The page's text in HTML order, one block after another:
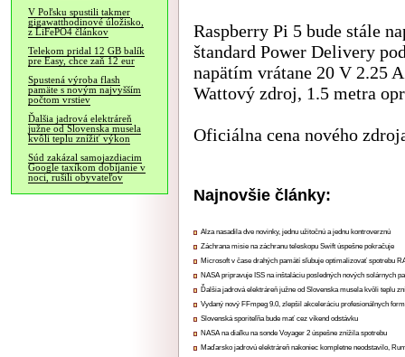
V Poľsku spustili takmer
gigawatthodinové úložisko,
z LiFePO4 článkov
Telekom pridal 12 GB balík
pre Easy, chce zaň 12 eur
Spustená výroba flash
pamäte s novým najvyšším
počtom vrstiev
Ďalšia jadrová elektráreň
južne od Slovenska musela
kvôli teplu znížiť výkon
Súd zakázal samojazdiacim
Google taxíkom dobíjanie v
noci, rušili obyvateľov
Raspberry Pi 5 bude stále
štandard Power Delivery
napätím vrátane 20 V 2.25
Wattový zdroj, 1.5 metra
Oficiálna cena nového
Najnovšie články:
Alza nasadila dve novinky, jednu užitočnú a jednu kontroverznú
Záchrana misie na záchranu teleskopu Swift úspešne pokračuje
Microsoft v čase drahých pamätí sľubuje optimalizovať spotrebu
NASA pripravuje ISS na inštaláciu posledných nových solárnych
Ďalšia jadrová elektráreň južne od Slovenska musela kvôli teplu
Vydaný nový FFmpeg 9.0, zlepšil akceleráciu profesionálnych
Slovenská sporiteľňa bude mať cez víkend odstávku
NASA na diaľku na sonde Voyager 2 úspešne znížila spotrebu
Maďarsko jadrovú elektráreň nakoniec kompletne neodstavilo,